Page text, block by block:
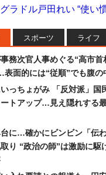
ラドル戸田れい “使い
スポーツ ライフ
務次官人事めぐる“高市首
面的には“従順”でも腹の
っちょがみ 「反対派」国
トアップ…見え隠れする
に…確かにビンビン「伝
り “政治の師”は激励に駆